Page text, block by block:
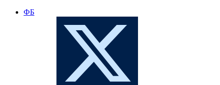
ФБ